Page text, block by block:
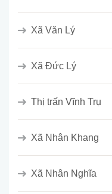
Xã Văn Lý
Xã Đức Lý
Thị trấn Vĩnh Trụ
Xã Nhân Khang
Xã Nhân Nghĩa